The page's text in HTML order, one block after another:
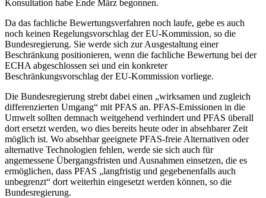
Konsultation habe Ende März begonnen.
Da das fachliche Bewertungsverfahren noch laufe, gebe es auch
noch keinen Regelungsvorschlag der EU-Kommission, so die
Bundesregierung. Sie werde sich zur Ausgestaltung einer
Beschränkung positionieren, wenn die fachliche Bewertung bei der
ECHA abgeschlossen sei und ein konkreter
Beschränkungsvorschlag der EU-Kommission vorliege.
Die Bundesregierung strebt dabei einen „wirksamen und zugleich
differenzierten Umgang“ mit PFAS an. PFAS-Emissionen in die
Umwelt sollten demnach weitgehend verhindert und PFAS überall
dort ersetzt werden, wo dies bereits heute oder in absehbarer Zeit
möglich ist. Wo absehbar geeignete PFAS-freie Alternativen oder
alternative Technologien fehlen, werde sie sich auch für
angemessene Übergangsfristen und Ausnahmen einsetzen, die es
ermöglichen, dass PFAS „langfristig und gegebenenfalls auch
unbegrenzt“ dort weiterhin eingesetzt werden können, so die
Bundesregierung.